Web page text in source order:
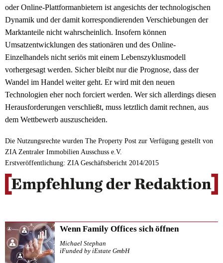
oder Online-Plattformanbietern ist angesichts der technologischen
Dynamik und der damit korrespondierenden Verschiebungen der
Marktanteile nicht wahrscheinlich. Insofern können
Umsatzentwicklungen des stationären und des Online-
Einzelhandels nicht seriös mit einem Lebenszyklusmodell
vorhergesagt werden. Sicher bleibt nur die Prognose, dass der
Wandel im Handel weiter geht. Er wird mit den neuen
Technologien eher noch forciert werden. Wer sich allerdings diesen
Herausforderungen verschließt, muss letztlich damit rechnen, aus
dem Wettbewerb auszuscheiden.
Die Nutzungsrechte wurden The Property Post zur Verfügung gestellt von
ZIA Zentraler Immobilien Ausschuss e.V.
Erstveröffentlichung: ZIA Geschäftsbericht 2014/2015
Wenn Family Offices sich öffnen
Michael Stephan
iFunded by iEstate GmbH